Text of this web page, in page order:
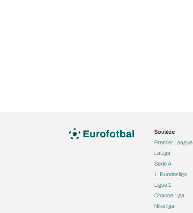
Soutěže
Premier League
LaLiga
Serie A
1. Bundesliga
Ligue 1
Chance Liga
Niké liga